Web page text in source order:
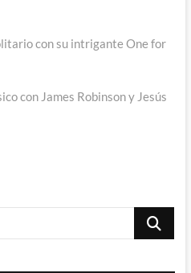
con su intrigante One for
con James Robinson y Jesús
Buscar